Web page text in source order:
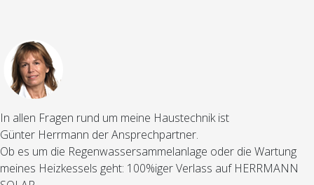
In allen Fragen rund um meine Haustechnik ist
Günter Herrmann der Ansprechpartner.
Ob es um die Regenwassersammelanlage oder die Wartung
meines Heizkessels geht: 100%iger Verlass auf HERRMANN